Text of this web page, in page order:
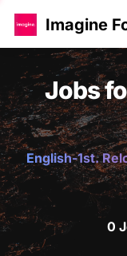
Imagine
Jobs
English-1st.
0